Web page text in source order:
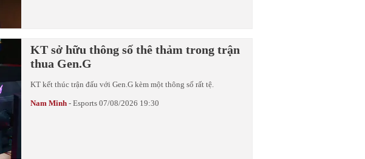
KT sở hữu thông số thê thảm trong trận
thua Gen.G
KT kết thúc trận đấu với Gen.G kèm một thông số rất tệ.
Nam Minh - Esports 07/08/2026 19:30